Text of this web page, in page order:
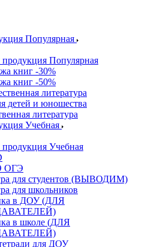
Популярная
Популярная
книг -30%
книг -50%
литература
детей и юношества
литература
Учебная
Учебная
ОГЭ
для студентов (ВЫВОДИМ)
для школьников
в ДОУ (ДЛЯ
в школе (ДЛЯ
для ДОУ